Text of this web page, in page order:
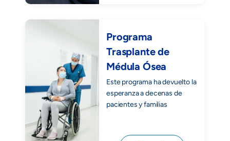
Programa
Trasplante de
Médula Ósea
Este programa ha devuelto la
esperanza a decenas de
pacientes y familias